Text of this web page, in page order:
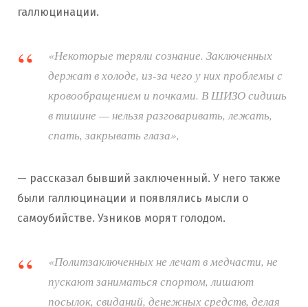
галлюцинации.
«Некоторые теряли сознание. Заключенных
держат в холоде, из-за чего у них проблемы с
кровообращением и почками. В ШИЗО сидишь
в тишине — нельзя разговаривать, лежать,
спать, закрывать глаза»,
— рассказал бывший заключенный. У него также
были галлюцинации и появлялись мысли о
самоубийстве. Узников морят голодом.
«Политзаключенных не лечат в медчасти, не
пускают заниматься спортом, лишают
посылок, свиданий, денежных средств, делая